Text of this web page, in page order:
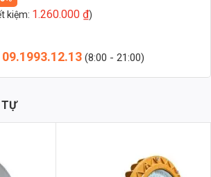
kiệm: 1.260.000₫)
09.1993.12.13 (8:00 - 21:00)